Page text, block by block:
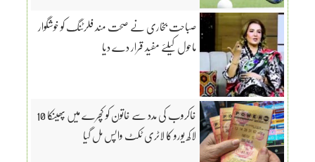
صباحت بخاری نے صحت مند فلرٹنگ کو خوشگوار
ماحول کیلئے مفید قرار دے دیا
خاکروب کی مدد سے خاتون کو کچرے میں پھینکا 10
لاکھ یورو کا لاٹری ٹکٹ واپس مل گیا